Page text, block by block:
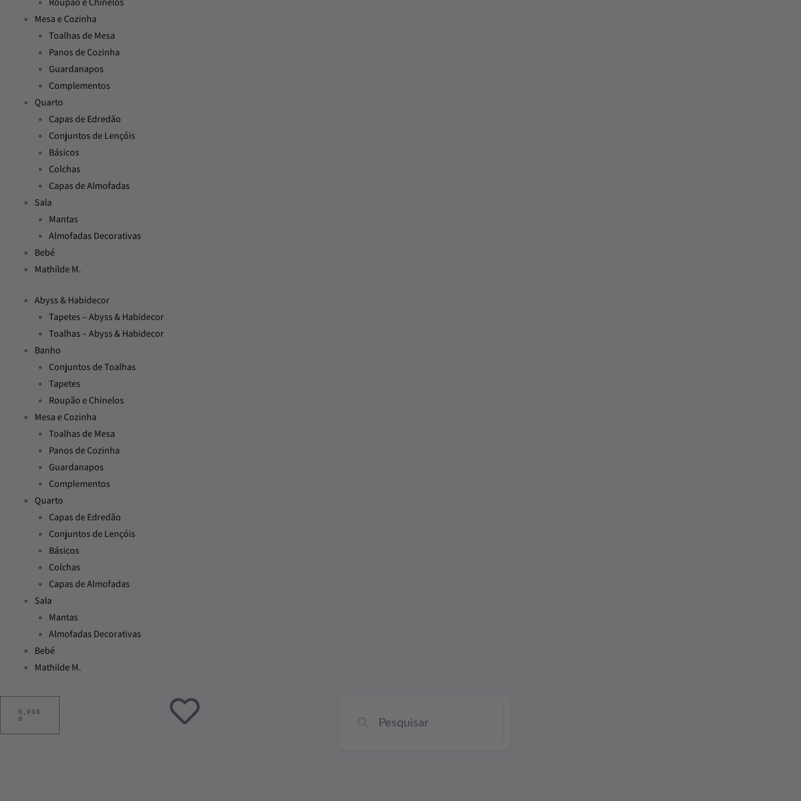
Mesa e Cozinha
Toalhas de Mesa
Panos de Cozinha
Guardanapos
Complementos
Quarto
Capas de Edredão
Conjuntos de Lençóis
Básicos
Colchas
Capas de Almofadas
Sala
Mantas
Almofadas Decorativas
Bebé
Mathilde M.
Abyss & Habidecor
Tapetes – Abyss & Habidecor
Toalhas – Abyss & Habidecor
Banho
Conjuntos de Toalhas
Tapetes
Roupão e Chinelos
Mesa e Cozinha
Toalhas de Mesa
Panos de Cozinha
Guardanapos
Complementos
Quarto
Capas de Edredão
Conjuntos de Lençóis
Básicos
Colchas
Capas de Almofadas
Sala
Mantas
Almofadas Decorativas
Bebé
Mathilde M.
0,00€
0
ADICIONAR
CARRINHO